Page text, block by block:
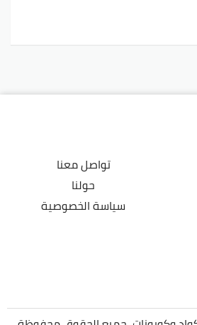
تواصل معنا
حولنا
سياسة الخصوصية